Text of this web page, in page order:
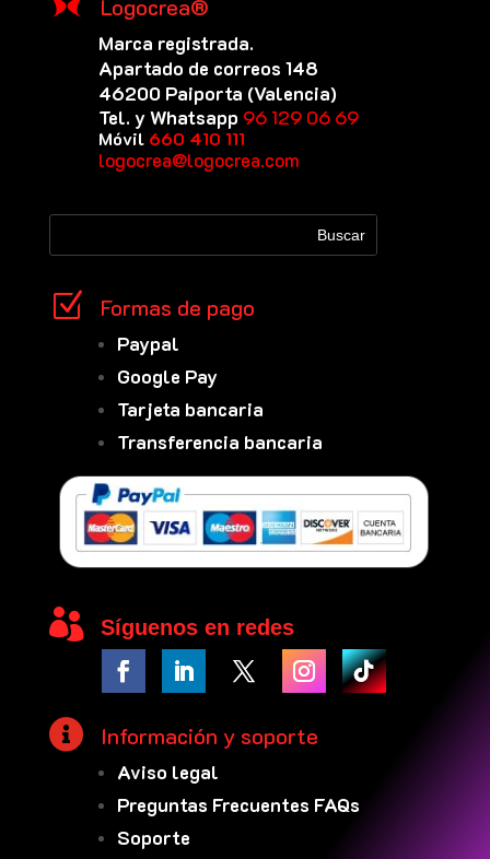
Logocrea®
Marca registrada.
Apartado de correos 148
46200 Paiporta (Valencia)
Tel. y Whatsapp 96 129 06 69
Móvil 660 410 111
logocrea@logocrea.com
Z Formas de pago
Paypal
Google Pay
Tarjeta bancaria
Transferencia bancaria
 Síguenos en redes
 Información y soporte
Aviso legal
Preguntas Frecuentes FAQs
Soporte